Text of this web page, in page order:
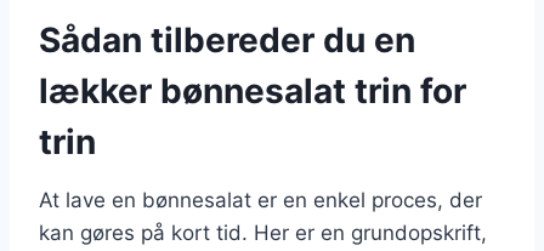
Sådan tilbereder du en
lækker bønnesalat trin for
trin
At lave en bønnesalat er en enkel proces, der
kan gøres på kort tid. Her er en grundopskrift,